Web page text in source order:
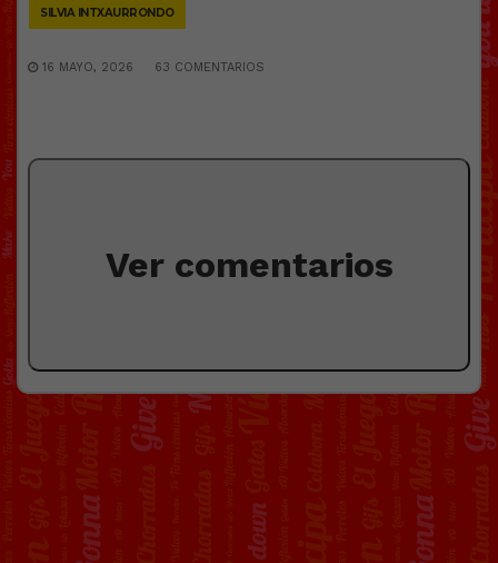
SILVIA INTXAURRONDO
16 MAYO, 2026 63 COMENTARIOS
Ver comentarios